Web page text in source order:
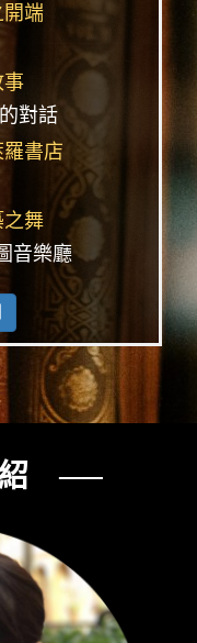
端
事
對話
書店
舞
音樂廳
紹 ──